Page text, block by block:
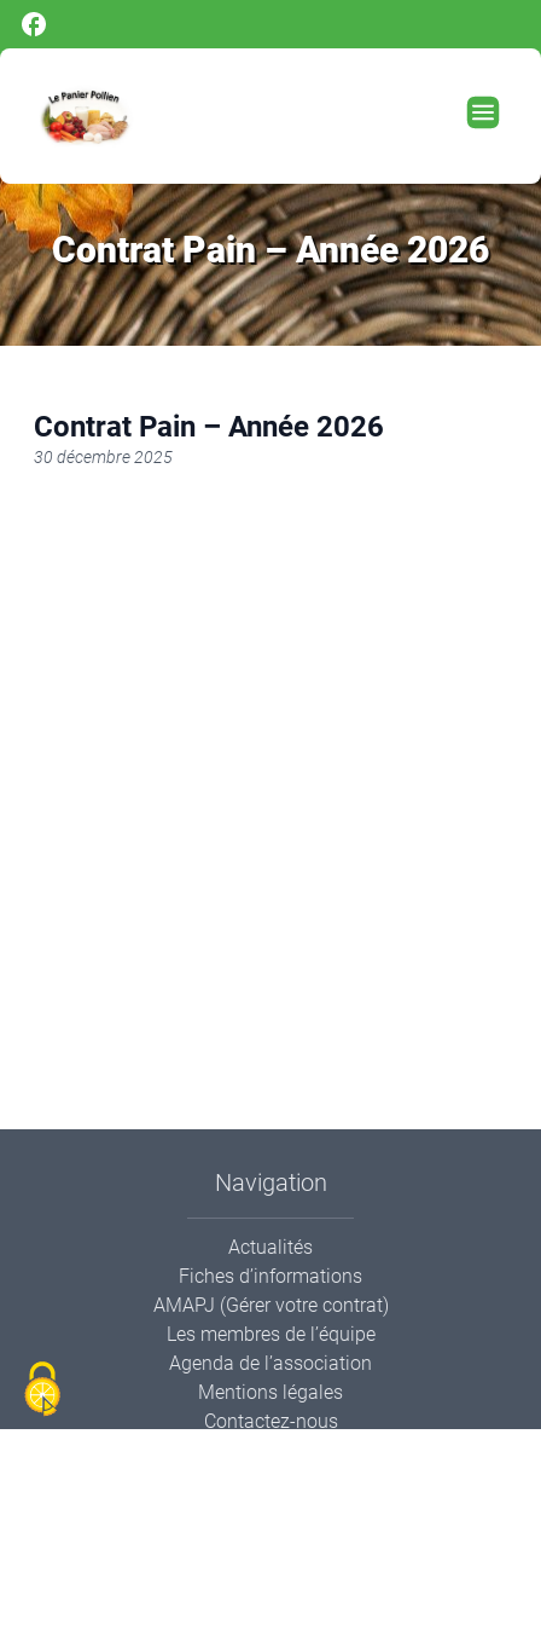
Contrat Pain – Année 2026
Contrat Pain – Année 2026
30 décembre 2025
Navigation
Actualités
Fiches d’informations
AMAPJ (Gérer votre contrat)
Les membres de l’équipe
Agenda de l’association
Mentions légales
Contactez-nous
Panneau de gestion des cookies